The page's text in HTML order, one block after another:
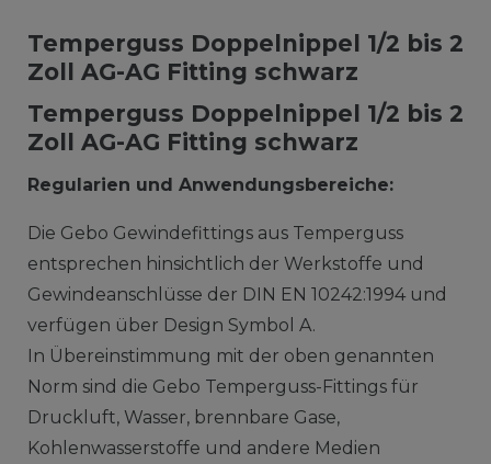
Temperguss Doppelnippel 1/2 bis 2
Zoll AG-AG Fitting schwarz
Temperguss Doppelnippel 1/2 bis 2
Zoll AG-AG Fitting schwarz
Regularien und Anwendungsbereiche:
Die Gebo Gewindefittings aus Temperguss
entsprechen hinsichtlich der Werkstoffe und
Gewindeanschlüsse der DIN EN 10242:1994 und
verfügen über Design Symbol A.
In Übereinstimmung mit der oben genannten
Norm sind die Gebo Temperguss-Fittings für
Druckluft, Wasser, brennbare Gase,
Kohlenwasserstoffe und andere ­Medien